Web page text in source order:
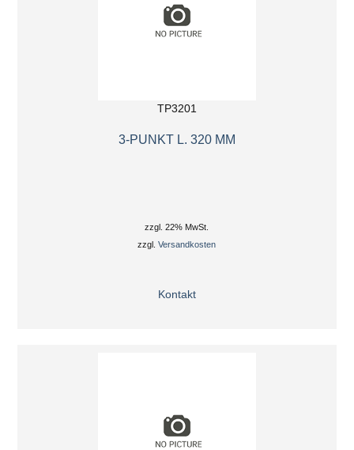
TP3201
3-PUNKT L. 320 MM
zzgl. 22% MwSt.
zzgl.Versandkosten
Kontakt